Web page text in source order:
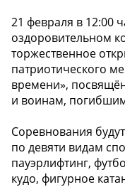
21 февраля в 12:00
оздоровительном
торжественное
патриотического
времени»,
и воинам,
Соревнования
по девяти видам
пауэрлифтинг,
кудо, фигурное